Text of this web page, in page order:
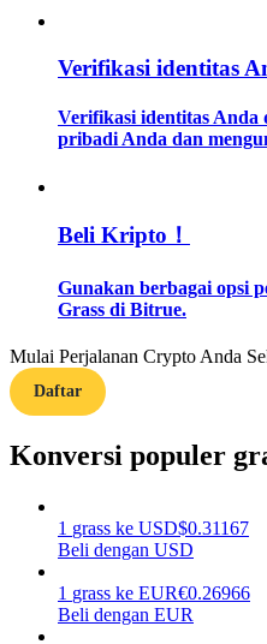
Panduan Pemula Berjangka
Strategi perdagangan
Menghasilkan
Verifikasi identitas
Verifikasi identitas Anda
pribadi Anda dan
Beli Kripto！
Gunakan berbagai opsi
Grass di Bitrue.
Mulai Perjalanan Crypto Anda
Daftar
Konversi populer
1 grass ke USD$0.31167
Beli dengan USD
1 grass ke EUR€0.26966
Beli dengan EUR